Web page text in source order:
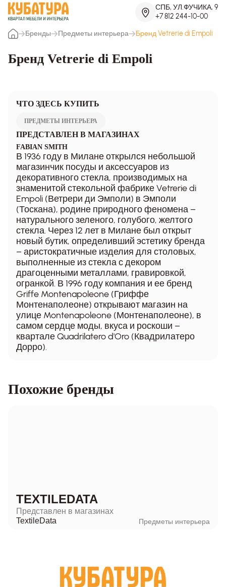
СПБ, УЛ.ФУЧИКА, 9
+7 812 244-10-00
Бренды
Предметы интерьера Бренд Vetrerie di Empoli
Бренд Vetrerie di Empoli
ЧТО ЗДЕСЬ КУПИТЬ
ПРЕДМЕТЫ ИНТЕРЬЕРА
ПРЕДСТАВЛЕН В МАГАЗИНАХ
FABIAN SMITH
В 1936 году в Милане открылся небольшой
магазинчик посуды и аксессуаров из
декоративного стекла, производимых на
знаменитой стекольной фабрике Vetrerie di
Empoli (Ветрери ди Эмполи) в Эмполи
(Тоскана), родине природного феномена –
натурального зеленого, голубого, желтого
стекла. Через 12 лет в Милане был открыт
новый бутик, определивший эстетику бренда
– аристократичные изделия для столовых,
выполненные из стекла с декором
драгоценными металлами, гравировкой,
огранкой. В 1996 году компания и ее бренд
Griffe Montenapoleone (Гриффе
Монтенаполеоне) открывают магазин на
улице Montenapoleone (Монтенаполеоне), в
самом сердце моды, вкуса и роскоши –
квартале Quadrilatero d'Oro (Квадрилатеро
Дорро).
Похожие бренды
TEXTILEDATA
Представлен в магазинах
TextileData
Предметы интерьера